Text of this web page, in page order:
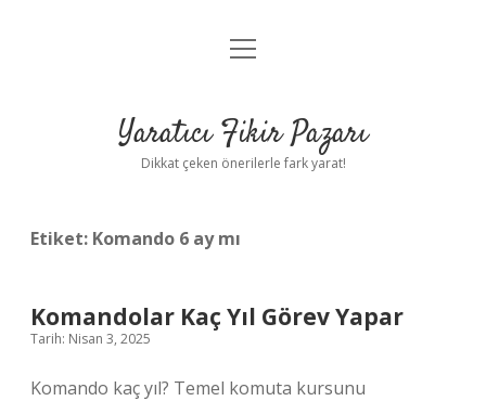
Anasayfa
Yasal Uyarı
menüyü
Yaratıcı Fikir Pazarı
Dikkat çeken önerilerle fark yarat!
Etiket: Komando 6 ay mı
Komandolar Kaç Yıl Görev Yapar
Tarih: Nisan 3, 2025
Komando kaç yıl? Temel komuta kursunu